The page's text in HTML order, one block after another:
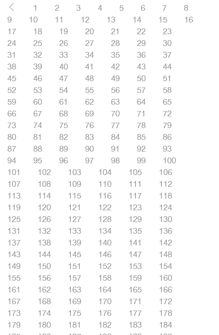
1 2 3 4 5 6 7
8
9
10 11 12 13 14 15
16
17
18 19 20 21 22
23
24
25 26 27 28 29
30
31
32 33 34 35 36
37
38
39 40 41 42 43
44
45
46 47 48 49 50
51
52
53 54 55 56 57
58
59
60 61 62 63 64
65
66
67 68 69 70 71
72
73
74 75 76 77 78
79
80
81 82 83 84 85
86
87
88 89 90 91 92
93
94
95 96 97 98 99
100
101
102 103 104 105
106
107
108 109 110 111
112
113
114 115 116 117
118
119
120 121 122 123
124
125
126 127 128 129
130
131
132 133 134 135
136
137
138 139 140 141
142
143
144 145 146 147
148
149
150 151 152 153
154
155
156 157 158 159
160
161
162 163 164 165
166
167
168 169 170 171
172
173
174 175 176 177
178
179
180 181 182 183
184